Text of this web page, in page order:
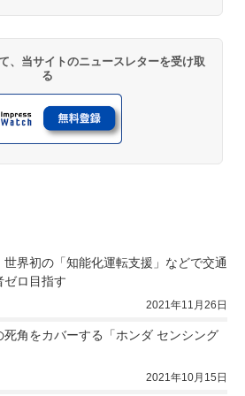
、当サイトのニュースレターを受け取
る
世界初の「知能化運転支援」などで交通
ゼロ目指す
2021年11月26日
死角をカバーする「ホンダ センシング
2021年10月15日